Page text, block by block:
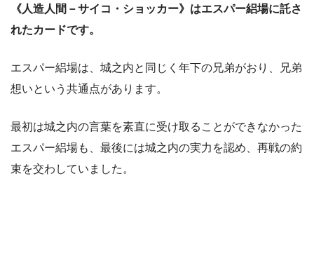
《人造人間－サイコ・ショッカー》はエスパー絽場に託さ
れたカードです。
エスパー絽場は、城之内と同じく年下の兄弟がおり、兄弟
想いという共通点があります。
最初は城之内の言葉を素直に受け取ることができなかった
エスパー絽場も、最後には城之内の実力を認め、再戦の約
束を交わしていました。